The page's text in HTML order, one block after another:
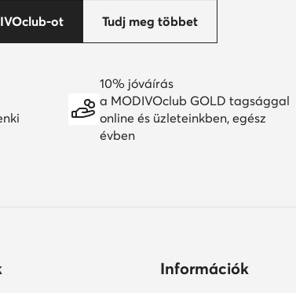
ot Tudj meg többet
10% jóváírás
a MODIVOclub GOLD tagsággal
online és üzleteinkben, egész
évben
Információk